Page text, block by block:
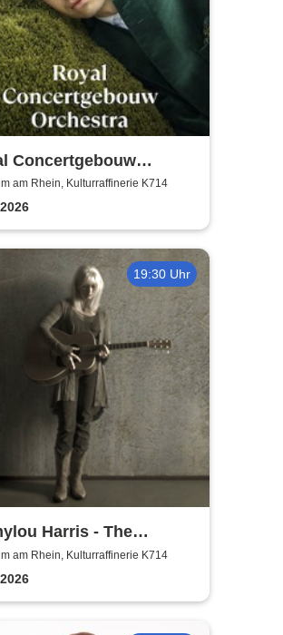
Concertgebouw
| Víkingur Ólafsson
am Rhein, Kulturraffinerie K714
19:30 Uhr
Harris - The
Farewell Tour
am Rhein, Kulturraffinerie K714